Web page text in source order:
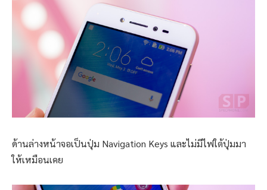
ด้านล่างหน้าจอเป็นปุ่ม Navigation Keys และไม่มีไฟใต้ปุ่มมา
ให้เหมือนเคย